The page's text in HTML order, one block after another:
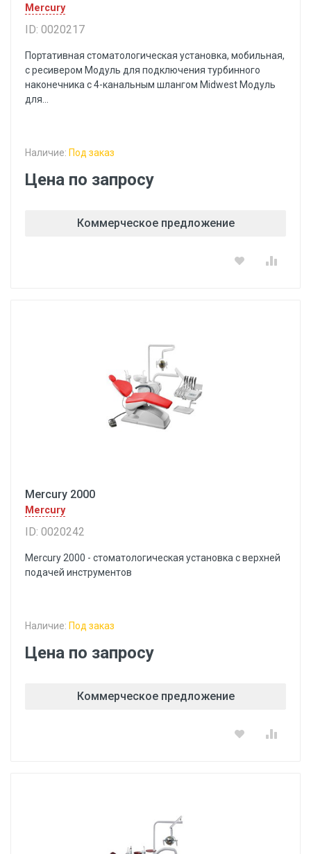
Mercury
ID: 0020217
Портативная стоматологическая установка, мобильная,
с ресивером Модуль для подключения турбинного
наконечника с 4-канальным шлангом Midwest Модуль
для...
Наличие: Под заказ
Цена по запросу
Коммерческое предложение
Mercury 2000
Mercury
ID: 0020242
Mercury 2000 - стоматологическая установка с верхней
подачей инструментов
Наличие: Под заказ
Цена по запросу
Коммерческое предложение